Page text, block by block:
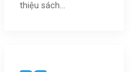
thiệu sách…